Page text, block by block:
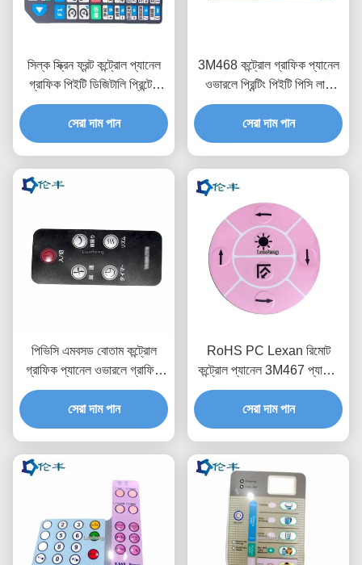
সিল্ক স্ক্রিন ফ্রন্ট কন্ট্রোল প্যানেল
গ্রাফিক পিইটি ডিজিটালি প্রিন্টেড
ওভারলে
সেরা দাম পান
3M468 কন্ট্রোল গ্রাফিক প্যানেল
ওভারলে প্রিন্টিং পিইটি পিসি লাল
স্বচ্ছ
সেরা দাম পান
পিভিসি এমবসড বোতাম কন্ট্রোল
গ্রাফিক প্যানেল ওভারলে গ্রাফিক
পিইটি পিসি
সেরা দাম পান
RoHS PC Lexan রিমোট
কন্ট্রোল প্যানেল 3M467 প্যান্টোন
পলিকার্বোনেট গ্রাফিক ওভারলে
সেরা দাম পান